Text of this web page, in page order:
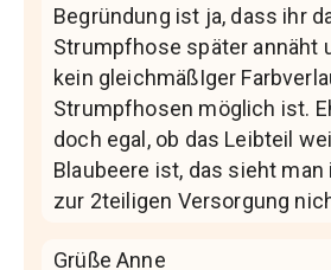
Begründung ist ja, dass ihr
Strumpfhose später annäht
kein gleichmäßIger
Strumpfhosen möglich ist.
doch egal, ob das Leibteil
Blaubeere ist, das sieht
zur 2teiligen Versorgung
Grüße Anne